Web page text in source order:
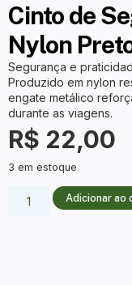
Cinto de
Nylon
Segurança e
Produzido em nylon
engate metálico
durante as viagens.
R$ 22,00
3 em estoque
Adicionar ao